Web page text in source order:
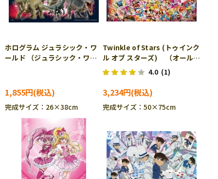
ホログラム ジュラシック・ワ
ールド （ジュラシック・ワー
パズル EPO-28-708s
［CP-SU］
1,855円
完成サイズ：26×38cm
Twinkle of Stars (トゥインク
ル オブ スターズ) （オールキ
ャラクター） 1000ピース
ジグソーパズル EPO-97-
702s
4.0 (1)
3,234円
完成サイズ：50×75cm